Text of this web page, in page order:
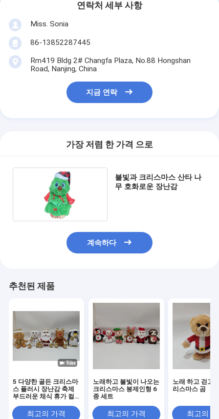
연락처 세부 사항
Miss. Sonia
86-13852287445
Rm419 Bldg 2# Changfa Plaza, No.88 Hongshan
Road, Nanjing, China
지금 연락
가장 저렴 한 가격 으로
불빛과 크리스마스 산타 나
무 호화로운 장난감
계속하다
추천된 제품
5 다양한 골든 크리스마
스 플러시 장난감 축제
부드러운 채식 휴가 컬
최고의 가격
노래하고 불빛이 나오는
크리스마스 봉제인형 6
종 세트
최고의 가격
노래 하고 걷고
리스마스 곰
최고의